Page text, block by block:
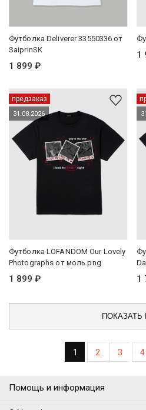
Футболка Deliverer 33550336 от
SaiprinSK
1 899 ₽
1
предзаказ
31.08.2026
Футболка LOFANDOM Our Lovely
Photographs от моль.png
1 899 ₽ 1
ПОКАЗАТЬ
1 2 3 4